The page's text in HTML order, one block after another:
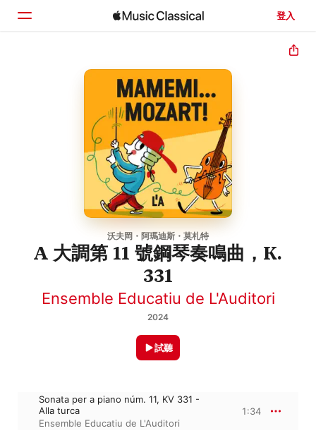
登入
沃夫岡・阿瑪迪斯・莫札特
A 大調第 11 號鋼琴奏鳴曲，K.
331
Ensemble Educatiu de L'Auditori
2024
試聽
Sonata per a piano núm. 11, KV 331 -
Alla turca
Ensemble Educatiu de L'Auditori
1:34